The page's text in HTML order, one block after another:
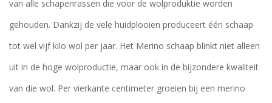
van alle schapenrassen die voor de wolproduktie worden
gehouden. Dankzij de vele huidplooien produceert één schaap
tot wel vijf kilo wol per jaar. Het Merino schaap blinkt niet alleen
uit in de hoge wolproductie, maar ook in de bijzondere kwaliteit
van die wol. Per vierkante centimeter groeien bij een merino